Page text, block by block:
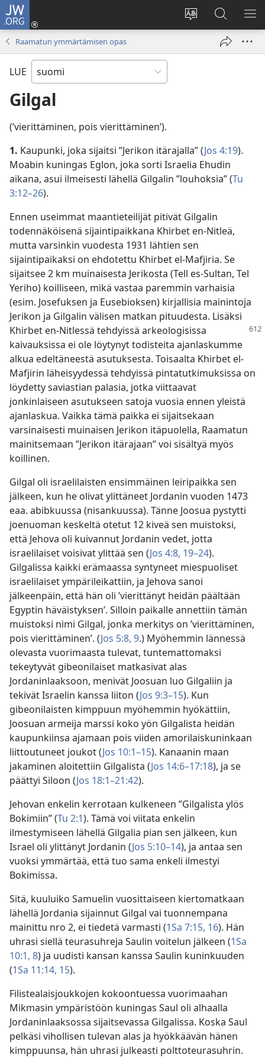
JW.ORG
Vaihda
sivuston
Kirjaudu
(avaa
Hae
JW.ORG-
sivustolta
Raamatun ymmärtämisen opas
LUE
Gilgal
(’vierittäminen, pois vierittäminen’).
1. Kaupunki, joka sijaitsi ”Jerikon itärajalla” (Jos 4:19).
Moabin kuningas Eglon, joka sorti Israelia Ehudin
aikana, asui ilmeisesti lähellä Gilgalin ”louhoksia” (Tu
3:12–26).
Ennen useimmat maantieteilijät pitivät Gilgalin
todennäköisenä sijaintipaikkana Khirbet en-Nitleä,
mutta varsinkin vuodesta 1931 lähtien sen
sijaintipaikaksi on ehdotettu Khirbet el-Mafjiria. Se
sijaitsee 2 km muinaisesta Jerikosta (Tell es-Sultan, Tel
Yeriho) koilliseen, mikä vastaa paremmin varhaisia
(esim. Josefuksen ja Eusebioksen) kirjallisia mainintoja
Jerikon ja Gilgalin välisen matkan pituudesta. Lisäksi
Khirbet en-Nitlessä tehdyissä arkeologisissa
kaivauksissa ei ole löytynyt todisteita ajanlaskumme
alkua edeltäneestä asutuksesta. Toisaalta Khirbet el-
Mafjirin läheisyydessä tehdyissä pintatutkimuksissa on
löydetty saviastian palasia, jotka viittaavat
jonkinlaiseen asutukseen satoja vuosia ennen yleistä
ajanlaskua. Vaikka tämä paikka ei sijaitsekaan
varsinaisesti muinaisen Jerikon itäpuolella, Raamatun
mainitsemaan ”Jerikon itärajaan” voi sisältyä myös
koillinen.
Gilgal oli israelilaisten ensimmäinen leiripaikka sen
jälkeen, kun he olivat ylittäneet Jordanin vuoden 1473
eaa. abibkuussa (nisankuussa). Tänne Joosua pystytti
joenuoman keskeltä otetut 12 kiveä sen muistoksi,
että Jehova oli kuivannut Jordanin vedet, jotta
israelilaiset voisivat ylittää sen (Jos 4:8, 19–24).
Gilgalissa kaikki erämaassa syntyneet miespuoliset
israelilaiset ympärileikattiin, ja Jehova sanoi
jälkeenpäin, että hän oli ’vierittänyt heidän päältään
Egyptin häväistyksen’. Silloin paikalle annettiin tämän
muistoksi nimi Gilgal, jonka merkitys on ’vierittäminen,
pois vierittäminen’. (Jos 5:8, 9.) Myöhemmin lännessä
olevasta vuorimaasta tulevat, tuntemattomaksi
tekeytyvät gibeonilaiset matkasivat alas
Jordaninlaaksoon, menivät Joosuan luo Gilgaliin ja
tekivät Israelin kanssa liiton (Jos 9:3–15). Kun
gibeonilaisten kimppuun myöhemmin hyökättiin,
Joosuan armeija marssi koko yön Gilgalista heidän
kaupunkiinsa ajamaan pois viiden amorilaiskuninkaan
liittoutuneet joukot (Jos 10:1–15). Kanaanin maan
jakaminen aloitettiin Gilgalista (Jos 14:6–17:18), ja se
päättyi Siloon (Jos 18:1–21:42).
Jehovan enkelin kerrotaan kulkeneen ”Gilgalista ylös
Bokimiin” (Tu 2:1). Tämä voi viitata enkelin
ilmestymiseen lähellä Gilgalia pian sen jälkeen, kun
Israel oli ylittänyt Jordanin (Jos 5:10–14), ja antaa sen
vuoksi ymmärtää, että tuo sama enkeli ilmestyi
Bokimissa.
Sitä, kuuluiko Samuelin vuosittaiseen kiertomatkaan
lähellä Jordania sijainnut Gilgal vai tuonnempana
mainittu nro 2, ei tiedetä varmasti (1Sa 7:15, 16). Hän
uhrasi siellä teurasuhreja Saulin voitelun jälkeen (1Sa
10:1, 8) ja uudisti kansan kanssa Saulin kuninkuuden
(1Sa 11:14, 15).
Filistealaisjoukkojen kokoontuessa vuorimaahan
Mikmasin ympäristöön kuningas Saul oli alhaalla
Jordaninlaaksossa sijaitsevassa Gilgalissa. Koska Saul
pelkäsi vihollisen tulevan alas ja hyökkäävän hänen
kimppuunsa, hän uhrasi julkeasti polttoteurasuhrin.